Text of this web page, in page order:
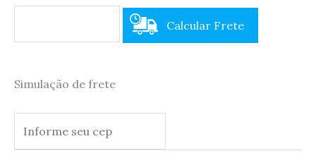
Calcular Frete
Simulação de frete